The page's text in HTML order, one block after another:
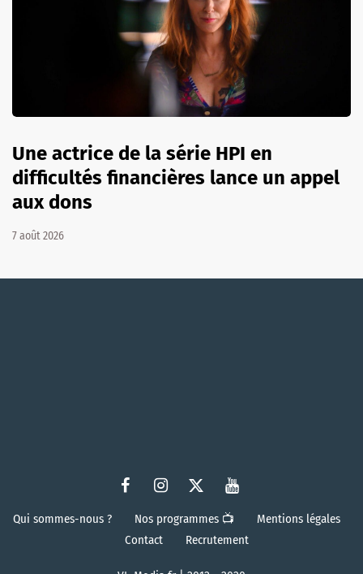
Une actrice de la série HPI en
difficultés financières lance un appel
aux dons
7 août 2026
Qui sommes-nous ? Nos programmes 📺
Mentions légales
Contact
Recrutement